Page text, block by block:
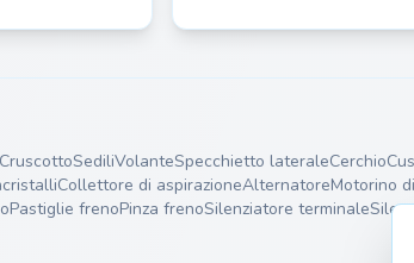
CruscottoSediliVolanteSpecchietto lateraleCerchio
Collettore di aspirazioneAlternatoreMotorino
Pastiglie frenoPinza frenoSilenziatore terminale